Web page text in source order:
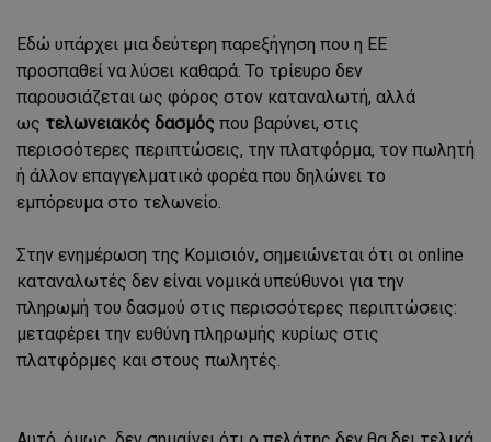
Εδώ υπάρχει μια δεύτερη παρεξήγηση που η ΕΕ
προσπαθεί να λύσει καθαρά. Το τρίευρο δεν
παρουσιάζεται ως φόρος στον καταναλωτή, αλλά
ως τελωνειακός δασμός που βαρύνει, στις
περισσότερες περιπτώσεις, την πλατφόρμα, τον πωλητή
ή άλλον επαγγελματικό φορέα που δηλώνει το
εμπόρευμα στο τελωνείο.
Στην ενημέρωση της Κομισιόν, σημειώνεται ότι οι online
καταναλωτές δεν είναι νομικά υπεύθυνοι για την
πληρωμή του δασμού στις περισσότερες περιπτώσεις:
μεταφέρει την ευθύνη πληρωμής κυρίως στις
πλατφόρμες και στους πωλητές.